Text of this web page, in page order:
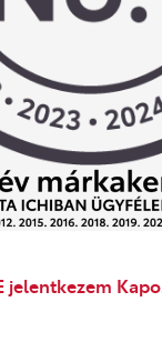
jelentkezem